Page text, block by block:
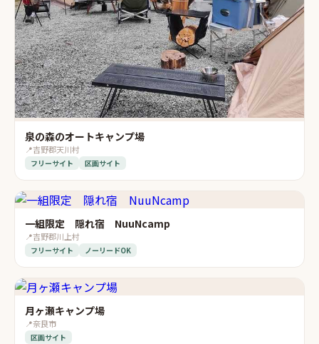
泉の森のオートキャンプ場
📍吉野郡天川村
フリーサイト 区画サイト
一組限定 隠れ宿 NuuNcamp
📍吉野郡川上村
フリーサイト ノーリードOK
月ヶ瀬キャンプ場
📍奈良市
区画サイト